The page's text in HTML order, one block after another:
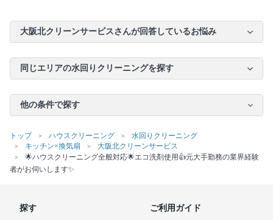
大阪北クリーンサービスさんが回答しているお悩み
同じエリアの水回りクリーニングを探す
他の条件で探す
トップ ハウスクリーニング
水回りクリーニング
キッチン×換気扇
大阪北クリーンサービス
🌟ハウスクリーニング全般対応🌟エコ洗剤使用👍元大手勤務の業界経験
者がお伺いします✨
探す ご利用ガイド